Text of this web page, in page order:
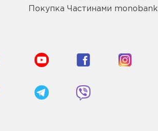
Покупка Частинами monobank